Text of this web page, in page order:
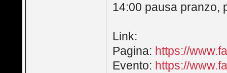
14:00 pausa pranzo,
Link:
Pagina: https://
Evento: https://